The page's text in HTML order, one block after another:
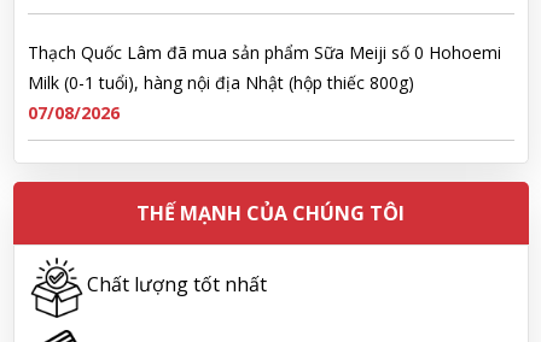
Milk (0-1 tuổi), hàng nội địa Nhật (hộp thiếc 800g)
07/08/2026
Ngô Quốc Cường đã mua sản phẩm Sữa Meiji số 0 Hohoemi
Milk (0-1 tuổi), hàng nội địa Nhật (hộp thiếc 800g)
07/08/2026
não Noguchi Ekisu 200 Viên
07/08/2026
THẾ MẠNH CỦA CHÚNG TÔI
Chất lượng tốt nhất